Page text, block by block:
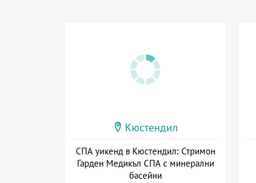
Кюстендил
СПА уикенд в Кюстендил: Стримон
Гарден Медикъл СПА с минерални
басейни